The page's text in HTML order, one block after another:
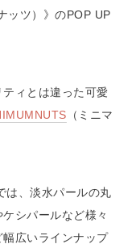
ッツ）》のPOP UP
ィとは違った可愛
（ミニマ
は、淡水パールの丸
シパールなど様々
広いラインナップ